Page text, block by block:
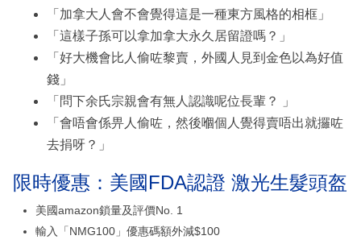
「加拿大人會不會覺得這是一種東方風格的相框」
「這樣子孫可以拿加拿大永久居留證嗎？」
「好大機會比人偷咗黎賣，外國人見到金色以為好值
錢」
「問下余氏宗親會有無人認識呢位長輩？ 」
「會唔會係畀人偷咗，然後嗰個人覺得賣唔出就攞咗
去捐呀？」
限時優惠：美國FDA認證 激光生髮頭盔
美國amazon鎖量及評價No. 1
輸入「NMG100」優惠碼額外減$100